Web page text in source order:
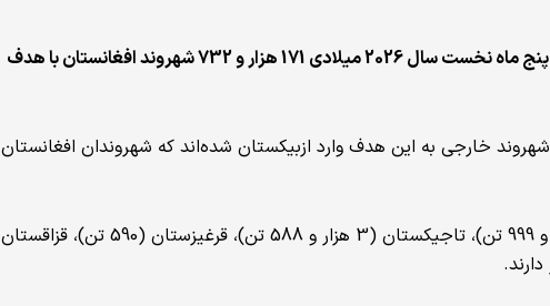
کمیته‌ی ملی آمار ازبیکستان اعلام کرده است که در پنج ماه نخست سال 2026 میلادی 171 هزار و 732 شهروند افغانستان با هدف
بر بنیاد آمار، در این مدت مجموعاً 191 هزار و 500 شهروند خارجی به این هدف وارد ازبیکستان شده‌اند که شهروندان افغانستان
پس از افغانستان، کشورهای ترکمنستان (13 هزار و 999 تن)، تاجیکستان (3 هزار و 588 تن)، قرغیزستان (590 تن)، قزاقستان